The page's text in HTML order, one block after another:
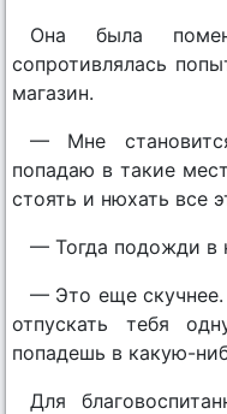
Она была
сопротивлялась
магазин.
— Мне
попадаю в такие
стоять и нюхать все
— Тогда подожди в
— Это еще
отпускать тебя
попадешь в какую-
Для